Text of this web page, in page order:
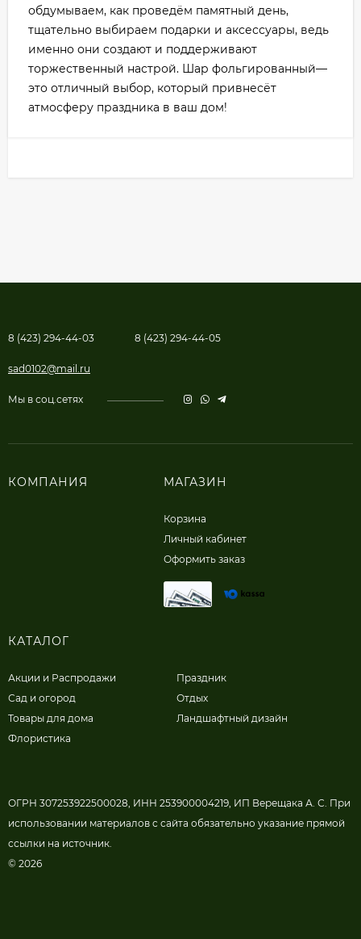
обдумываем, как проведём памятный день,
тщательно выбираем подарки и аксессуары, ведь
именно они создают и поддерживают
торжественный настрой. Шар фольгированный—
это отличный выбор, который привнесёт
атмосферу праздника в ваш дом!
8 (423) 294-44-03 8 (423) 294-44-05
sad0102@mail.ru
Мы в соц.сетях
КОМПАНИЯ МАГАЗИН
Корзина
Личный кабинет
Оформить заказ
КАТАЛОГ
Акции и Распродажи
Сад и огород
Товары для дома
Флористика
Праздник
Отдых
Ландшафтный дизайн
ОГРН 307253922500028, ИНН 253900004219, ИП Верещака А. С. При
использовании материалов с сайта обязательно указание прямой
ссылки на источник.
© 2026